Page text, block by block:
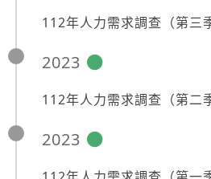
112年人力需求調查（第三
2023
112年人力需求調查（第二
2023